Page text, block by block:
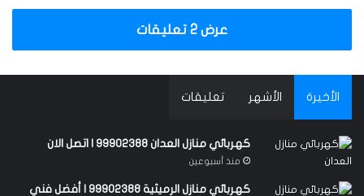
عرض 2 تعليقات
الأخيرة الأشهر تعليقات
كهربائي منازل العدان 99902388 | اتصل الان
منذ أسبوعين
كهربائي منازل الرميثية 99902388 | أفضل فني